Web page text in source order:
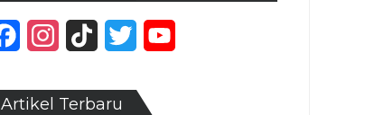
FacebookInstagram
TikTok Twitter
Artikel Terbaru